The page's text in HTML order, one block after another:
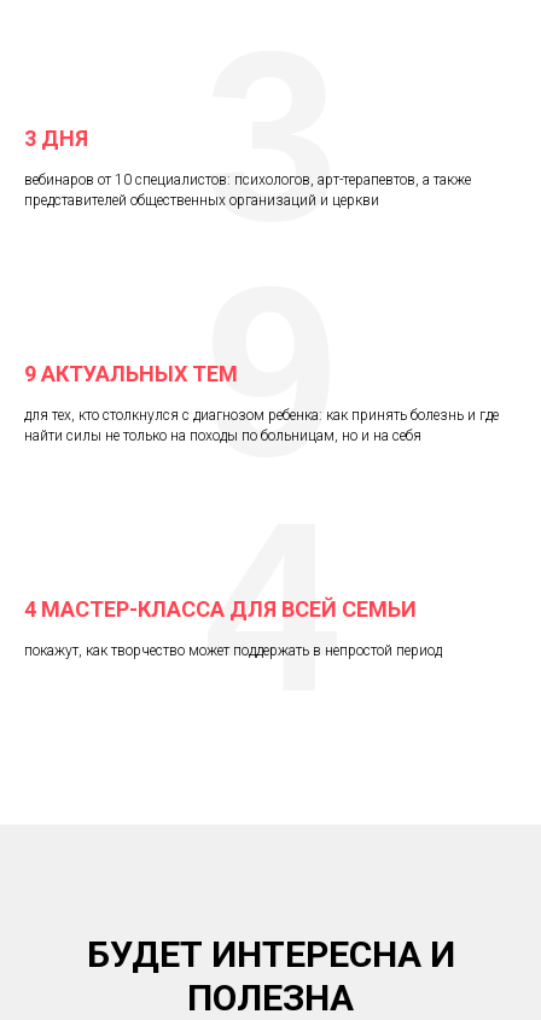
3 ДНЯ
вебинаров от 10 специалистов: психологов, арт-терапевтов, а также
представителей общественных организаций и церкви
3
9 АКТУАЛЬНЫХ ТЕМ
для тех, кто столкнулся с диагнозом ребенка: как принять болезнь и где
найти силы не только на походы по больницам, но и на себя
9
4 МАСТЕР-КЛАССА ДЛЯ ВСЕЙ СЕМЬИ
покажут, как творчество может поддержать в непростой период
4
БУДЕТ ИНТЕРЕСНА И
ПОЛЕЗНА